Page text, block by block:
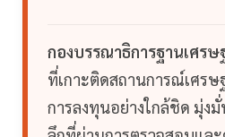
กองบรรณาธิการฐานเศรษ
ที่เกาะติดสถานการณ์เศรษ
การลงทุนอย่างใกล้ชิด มุ่ง